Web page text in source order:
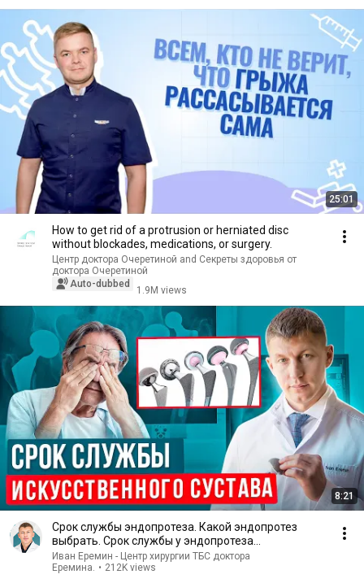
25:01
How to get rid of a protrusion or herniated disc
without blockades, medications, or surgery.
Центр доктора Очеретиной and Секреты здоровья от
доктора Очеретиной
Auto-dubbed
1.9M views
8:21
Срок службы эндопротеза. Какой эндопротез
выбрать. Срок службы у эндопротеза
тазобедренного сустава.
Иван Еремин - Центр хирургии ТБС доктора
Еремина. • 212K views